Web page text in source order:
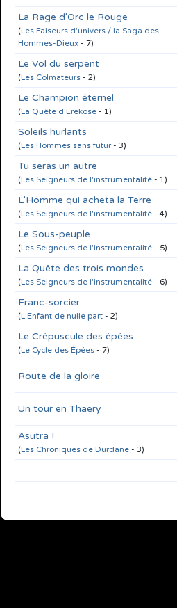
La Rage d'Orc le Rouge
(Les Faiseurs d'univers / la Saga des
Hommes-Dieux - 7)
Le Vol du serpent
(Les Colmateurs - 2)
Le Champion éternel
(La Quête d'Erekosë - 1)
Soleils hurlants
(Les Hommes sans futur- 3)
Tu seras un autre
(Les Seigneurs de l'instrumentalité - 1)
L'Homme qui acheta la Terre
(Les Seigneurs de l'instrumentalité - 4)
Le Sous-peuple
(Les Seigneurs de l'instrumentalité - 5)
La Quête des trois mondes
(Les Seigneurs de l'instrumentalité - 6)
Franc-sorcier
(L'Enfant de nulle part - 2)
Le Crépuscule des épées
(Le Cycle des Épées - 7)
Route de la gloire
Un tour en Thaery
Asutra !
(Les Chroniques de Durdane - 3)